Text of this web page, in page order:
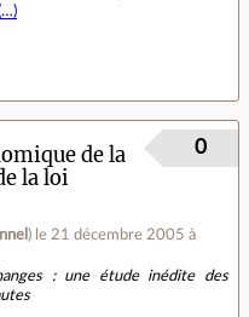
de la
la loi
) le 21 décembre 2005 à
0
: une étude inédite des